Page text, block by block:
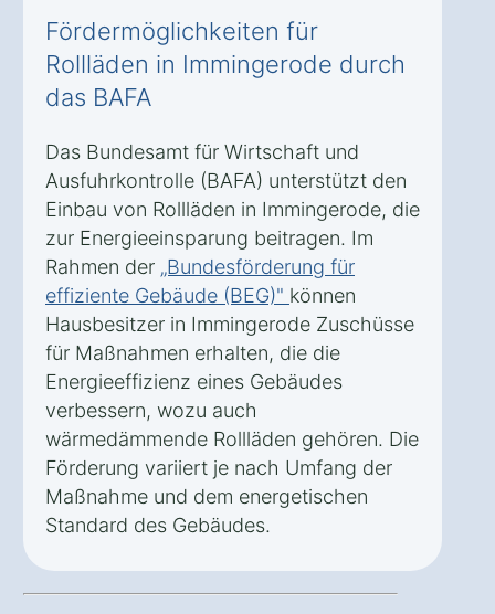
Fördermöglichkeiten für
Rollläden in Immingerode durch
das BAFA
Das Bundesamt für Wirtschaft und
Ausfuhrkontrolle (BAFA) unterstützt den
Einbau von Rollläden in Immingerode, die
zur Energieeinsparung beitragen. Im
Rahmen der „Bundesförderung für
effiziente Gebäude (BEG)" können
Hausbesitzer in Immingerode Zuschüsse
für Maßnahmen erhalten, die die
Energieeffizienz eines Gebäudes
verbessern, wozu auch
wärmedämmende Rollläden gehören. Die
Förderung variiert je nach Umfang der
Maßnahme und dem energetischen
Standard des Gebäudes.